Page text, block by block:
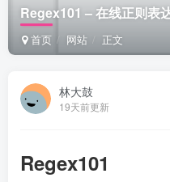
Regex101 – 在线正则表
首页 网站 正文
林大鼓
19天前更新
Regex101